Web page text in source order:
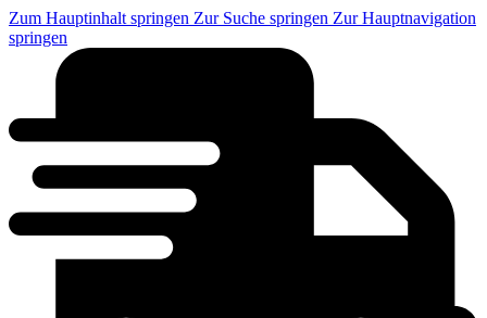
Zum Hauptinhalt springen Zur Suche springen Zur Hauptnavigation
springen